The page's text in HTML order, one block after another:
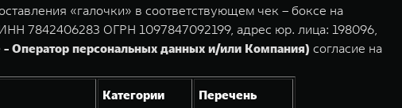
«галочки» в соответствующем чек – боксе на
7842406283 ОГРН 1097847092199, адрес юр. лица: 198096,
- Оператор персональных данных и/или Компания) согласие на
Категории
Перечень